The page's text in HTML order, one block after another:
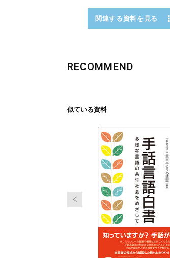
関連する資料を見る
RECOMMEND
似ている資料